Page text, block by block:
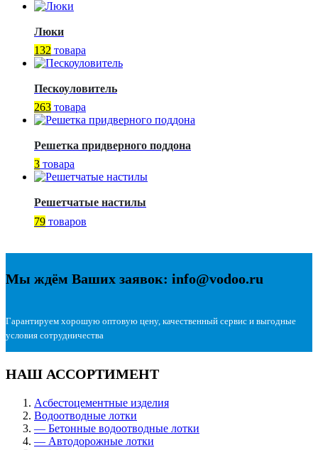
Люки
132 товара
Пескоуловитель
263 товара
Решетка придверного поддона
3 товара
Решетчатые настилы
79 товаров
Мы ждём Ваших заявок: info@vodoo.ru
Гарантируем хорошую оптовую цену, качественный сервис и выгодные
условия сотрудничества
НАШ АССОРТИМЕНТ
Асбестоцементные изделия
Водоотводные лотки
— Бетонные водоотводные лотки
— Автодорожные лотки